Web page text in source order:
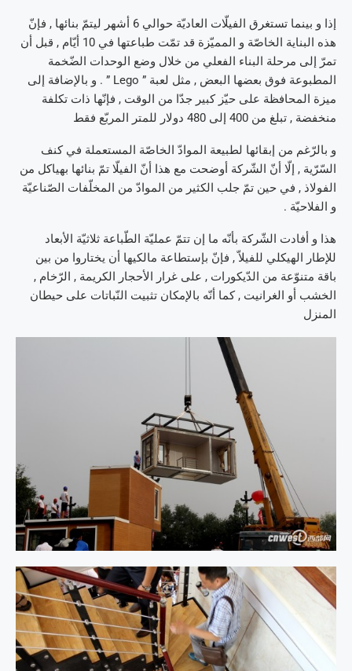
إذا و بينما تستغرق الفيلّات العاديّة حوالي 6 أشهر ليتمّ بنائها , فإنّ
هذه البناية الخاصّة و المميّزة قد تمّت طباعتها في 10 أيّام , قبل أن
تمرّ إلى مرحلة البناء الفعلي من خلال وضع الوحدات الضّخمة
المطبوعة فوق بعضها البعض , مثل لعبة ” Lego ” . و بالإضافة إلى
ميزة المحافظة على حيّز كبير جدّا من الوقت , فإنّها ذات تكلفة
منخفضة , تبلغ من 400 إلى 480 دولار للمتر المربّع فقط
و بالرّغم من إبقائها لطبيعة الموادّ الخاصّة المستعملة في كنف
السّرّية , إلّا أنّ الشّركة أوضحت مع هذا أنّ الفيلّا تمّ بنائها بهياكل من
الفولاذ , في حين تمّ جلب الكثير من الموادّ من المخلّفات الصّناعيّة
و الفلاحيّة .
هذا و أفادت الشّركة بأنّه ما إن تتمّ عمليّة الطّباعة ثلاثيّة الأبعاد
للإطار الهيكلي للفيلاّ , فإنّ بإستطاعة مالكيها أن يختاروا من بين
باقة متنوّعة من الدّيكورات , على غرار الأحجار الكريمة , الرّخام ,
الخشب أو الغرانيت , كما أنّه بالإمكان تثبيت النّباتات على حيطان
المنزل